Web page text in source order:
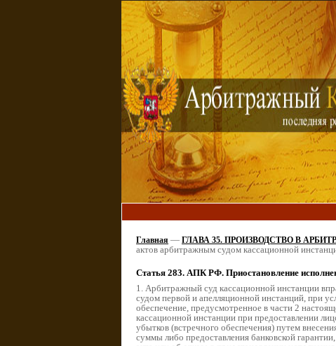
Главная — ГЛАВА 35. ПРОИЗВОДСТВО В
актов арбитражным судом кассационной
Статья 283. АПК РФ. Приостановление
1. Арбитражный суд кассационной инстанции
судом первой и апелляционной инстанций, при
обеспечение, предусмотренное в части 2
кассационной инстанции при предоставлении
убытков (встречного обеспечения) путем
суммы либо предоставления банковской